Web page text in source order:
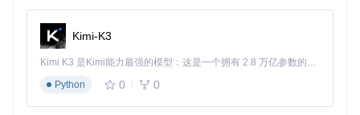
勾选必要优化选项：
移除4GB内存、安全启动和TPM 2.0要求
创建本地账户，跳过微软在线账户
禁用数据收集，保护个人隐私
Kimi-K3
Kimi K3 是Kimi能力最强的模型：这是一个拥有 2.8 万亿参数的混合专家（MoE）模型，具备原生视觉理解能力，并支持 100 万 token 的上下文窗口。
Python
0 0